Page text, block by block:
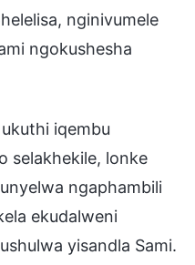
nginivumele
ngokushesha
iqembu
selakhekile, lonke
ngaphambili
ekudalweni
yisandla Sami.